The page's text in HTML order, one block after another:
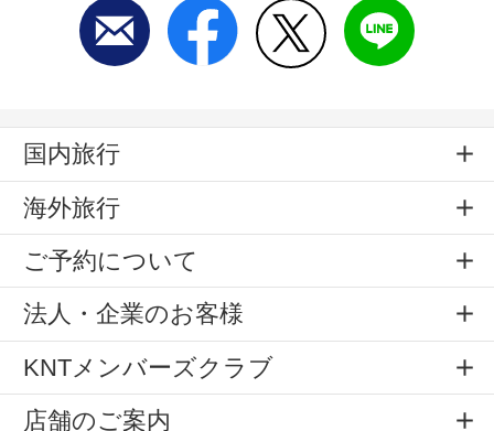
国内旅行
海外旅行
ご予約について
法人・企業のお客様
KNTメンバーズクラブ
店舗のご案内